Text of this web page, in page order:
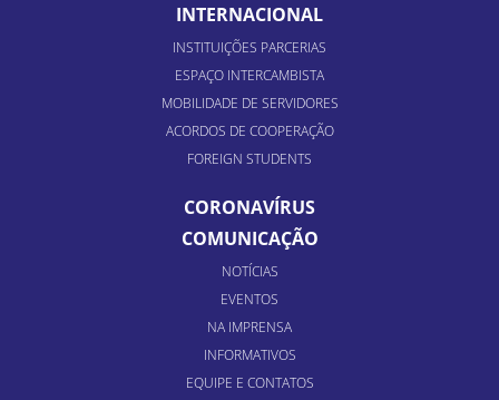
INTERNACIONAL
INSTITUIÇÕES PARCERIAS
ESPAÇO INTERCAMBISTA
MOBILIDADE DE SERVIDORES
ACORDOS DE COOPERAÇÃO
FOREIGN STUDENTS
CORONAVÍRUS
COMUNICAÇÃO
NOTÍCIAS
EVENTOS
NA IMPRENSA
INFORMATIVOS
EQUIPE E CONTATOS